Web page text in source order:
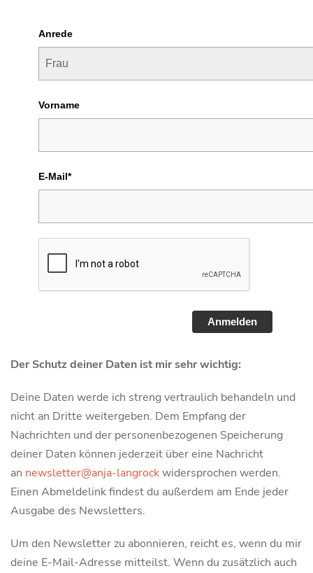
Anrede
Vorname
E-Mail*
Anmelden
Der Schutz deiner Daten ist mir sehr wichtig:
Deine Daten werde ich streng vertraulich behandeln und
nicht an Dritte weitergeben. Dem Empfang der
Nachrichten und der personenbezogenen Speicherung
deiner Daten können jederzeit über eine Nachricht
an newsletter@anja-langrockwidersprochen werden.
Einen Abmeldelink findest du außerdem am Ende jeder
Ausgabe des Newsletters.
Um den Newsletter zu abonnieren, reicht es, wenn du mir
deine E-Mail-Adresse mitteilst. Wenn du zusätzlich auch